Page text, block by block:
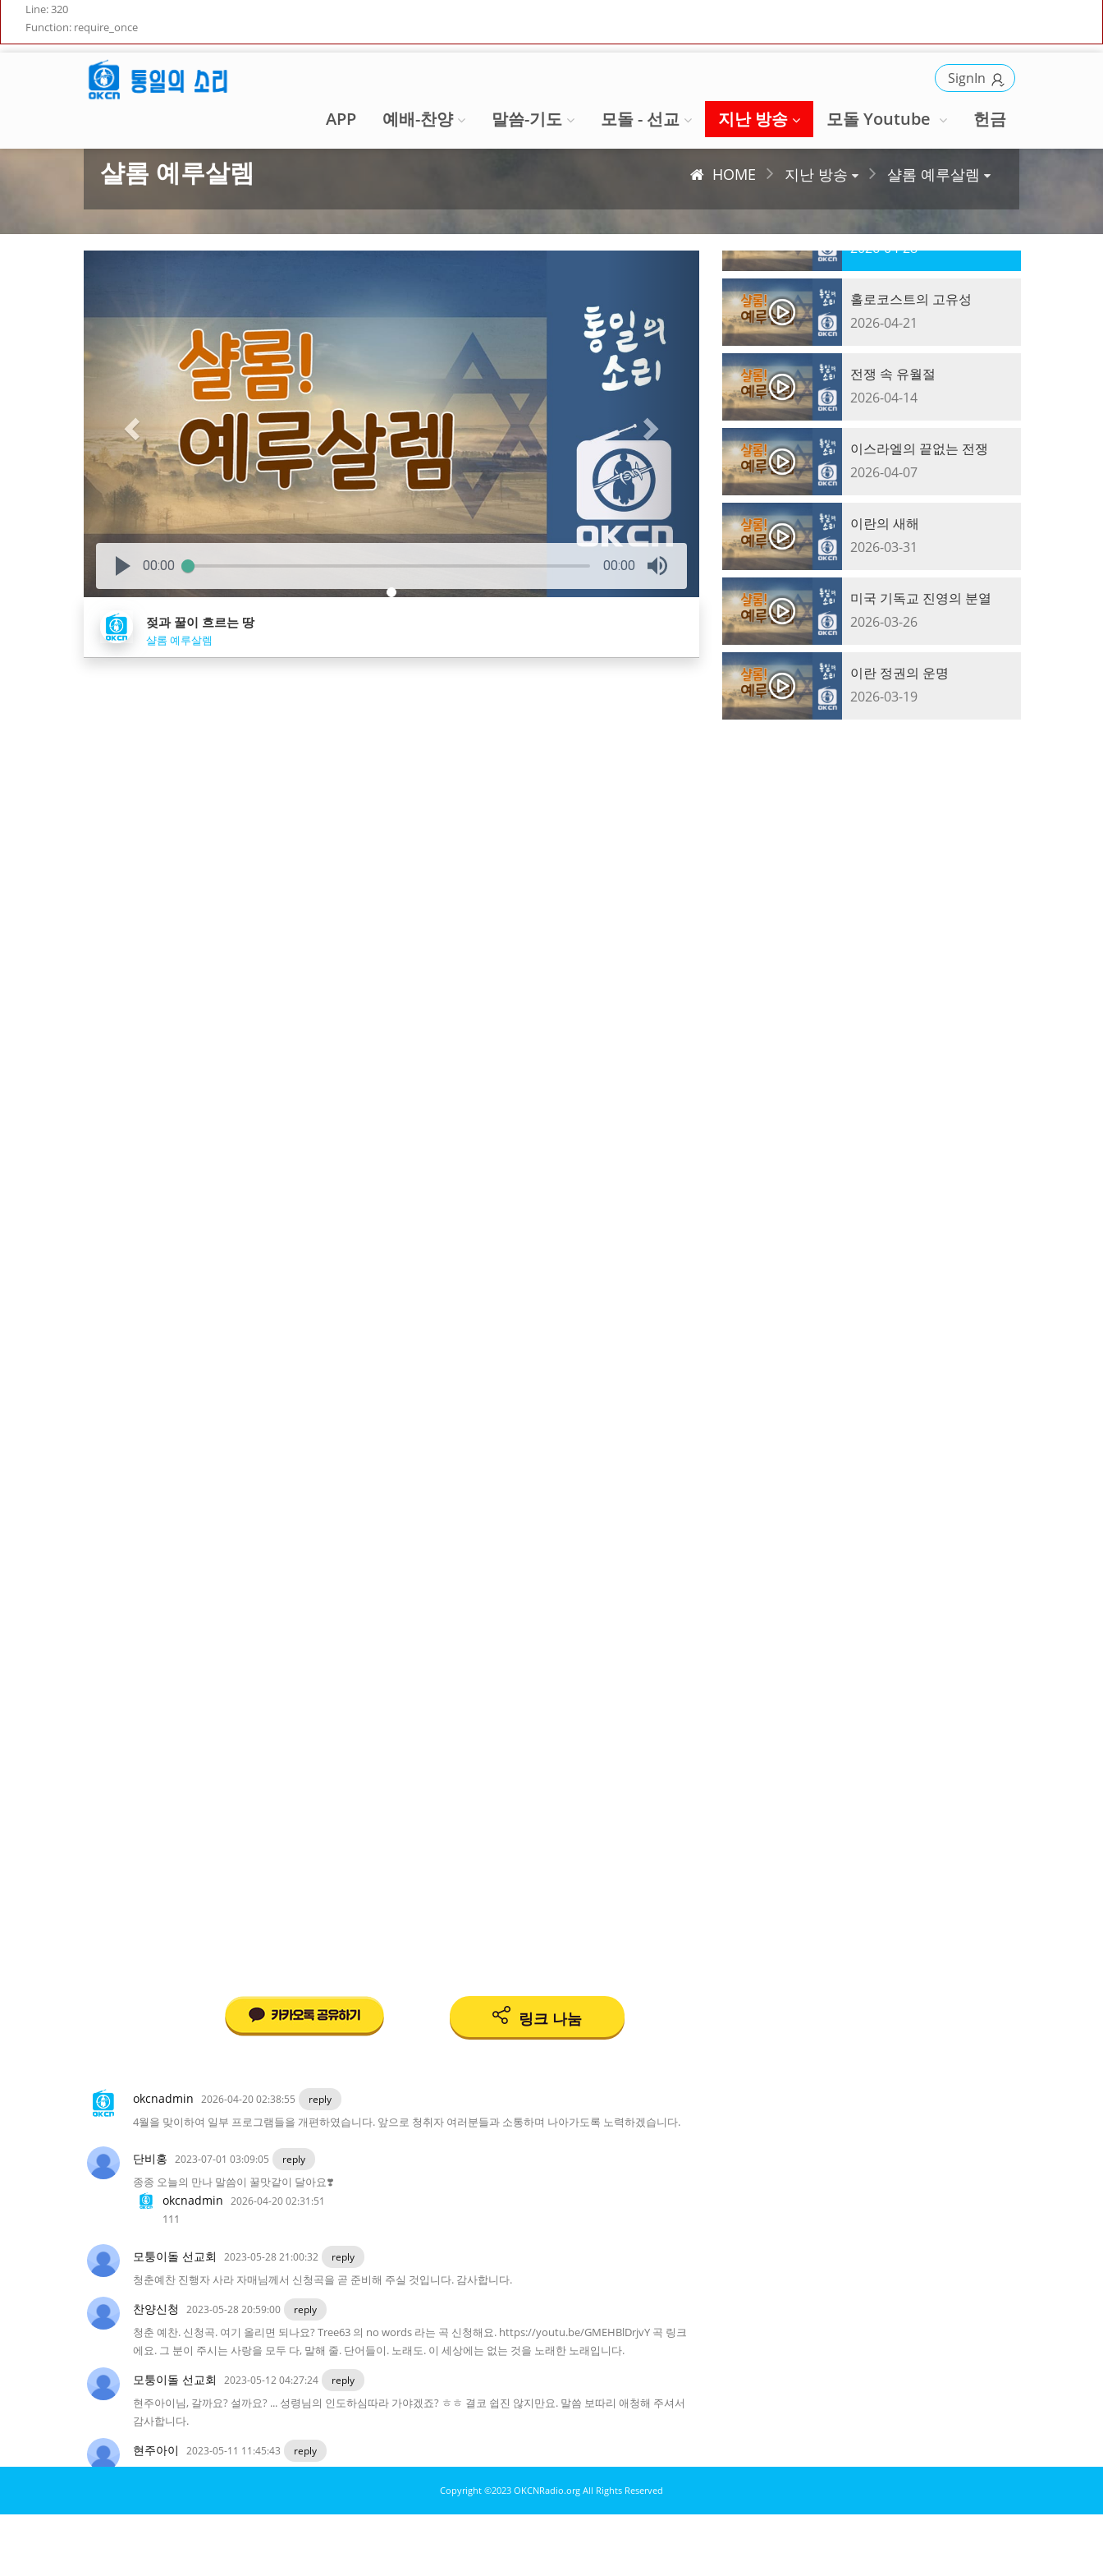
Line: 320
Function: require_once
SignIn
APP 예배-찬양 말씀-기도 모돌 - 선교 지난 방송 모돌 Youtube 헌금
샬롬 예루살렘 HOME 지난 방송 샬롬 예루살렘
00:00 00:00
젖과 꿀이 흐르는 땅
샬롬 예루살렘
링크 나눔
okcnadmin 2026-04-20 02:38:55 reply
4월을 맞이하여 일부 프로그램들을 개편하였습니다. 앞으로 청취자 여러분들과 소통하며 나아가도록 노력하겠습니다.
단비홍 2023-07-01 03:09:05 reply
종종 오늘의 만나 말씀이 꿀맛같이 달아요❣️
okcnadmin 2026-04-20 02:31:51
111
모퉁이돌 선교회 2023-05-28 21:00:32 reply
청춘예찬 진행자 사라 자매님께서 신청곡을 곧 준비해 주실 것입니다. 감사합니다.
찬양신청 2023-05-28 20:59:00 reply
청춘 예찬. 신청곡. 여기 올리면 되나요? Tree63 의 no words 라는 곡 신청해요. https://youtu.be/GMEHBlDrjvY 곡 링크
에요. 그 분이 주시는 사랑을 모두 다, 말해 줄. 단어들이. 노래도. 이 세상에는 없는 것을 노래한 노래입니다.
모퉁이돌 선교회 2023-05-12 04:27:24 reply
현주아이님, 갈까요? 설까요? ... 성령님의 인도하심따라 가야겠죠? ㅎㅎ 결코 쉽진 않지만요. 말씀 보따리 애청해 주셔서
감사합니다.
현주아이 2023-05-11 11:45:43 reply
2026-04-28
홀로코스트의 고유성
2026-04-21
전쟁 속 유월절
2026-04-14
이스라엘의 끝없는 전쟁
2026-04-07
이란의 새해
2026-03-31
미국 기독교 진영의 분열
2026-03-26
이란 정권의 운명
2026-03-19
Copyright ©2023 OKCNRadio.org All Rights Reserved